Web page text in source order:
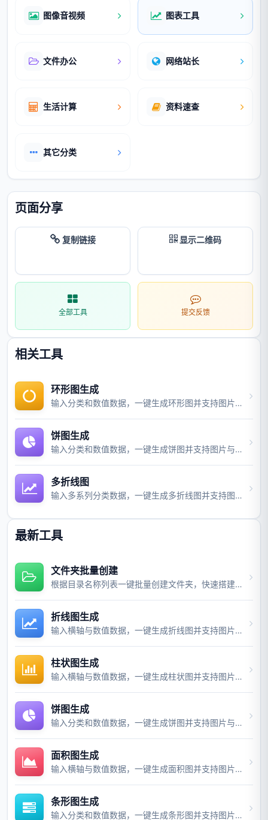
图像音视频 图表工具
文件办公 网络站长
生活计算 资料速查
其它分类
页面分享
复制链接 显示二维码
全部工具 提交反馈
相关工具
环形图生成
输入分类和数值数据，一键生成环形图并支持图片与视频导出。
饼图生成
输入分类和数值数据，一键生成饼图并支持图片与视频导出。
多折线图
输入多系列分类数据，一键生成多折线图并支持图片与视频导出。
最新工具
文件夹批量创建
根据目录名称列表一键批量创建文件夹，快速搭建项目目录结构。
折线图生成
输入横轴与数值数据，一键生成折线图并支持图片与视频导出。
柱状图生成
输入横轴与数值数据，一键生成柱状图并支持图片与视频导出。
饼图生成
输入分类和数值数据，一键生成饼图并支持图片与视频导出。
面积图生成
输入横轴与数值数据，一键生成面积图并支持图片与视频导出。
条形图生成
输入分类和数值数据，一键生成条形图并支持图片与视频导出。